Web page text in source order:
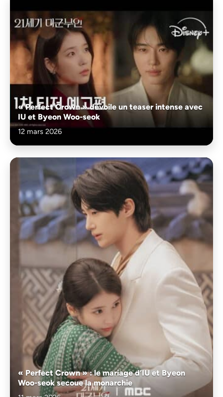
« Perfect Crown » dévoile un teaser intense avec
IU et Byeon Woo-seok
12 mars 2026
« Perfect Crown » : le mariage d’IU et Byeon
Woo-seok secoue la monarchie